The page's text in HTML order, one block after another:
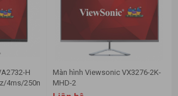
H
4ms/250nits/HDMI+VGA)
Màn hình Viewsonic VX3276-2K-
MHD-2
(31.5inch/QHD/IPS/75Hz/4ms/